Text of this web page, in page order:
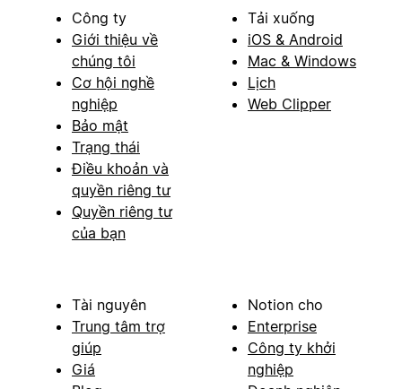
Công ty
Giới thiệu về
chúng tôi
Cơ hội nghề
nghiệp
Bảo mật
Trạng thái
Điều khoản và
quyền riêng tư
Quyền riêng tư
của bạn
Tải xuống
iOS & Android
Mac & Windows
Lịch
Web Clipper
Tài nguyên
Trung tâm trợ
giúp
Giá
Notion cho
Enterprise
Công ty khởi
nghiệp